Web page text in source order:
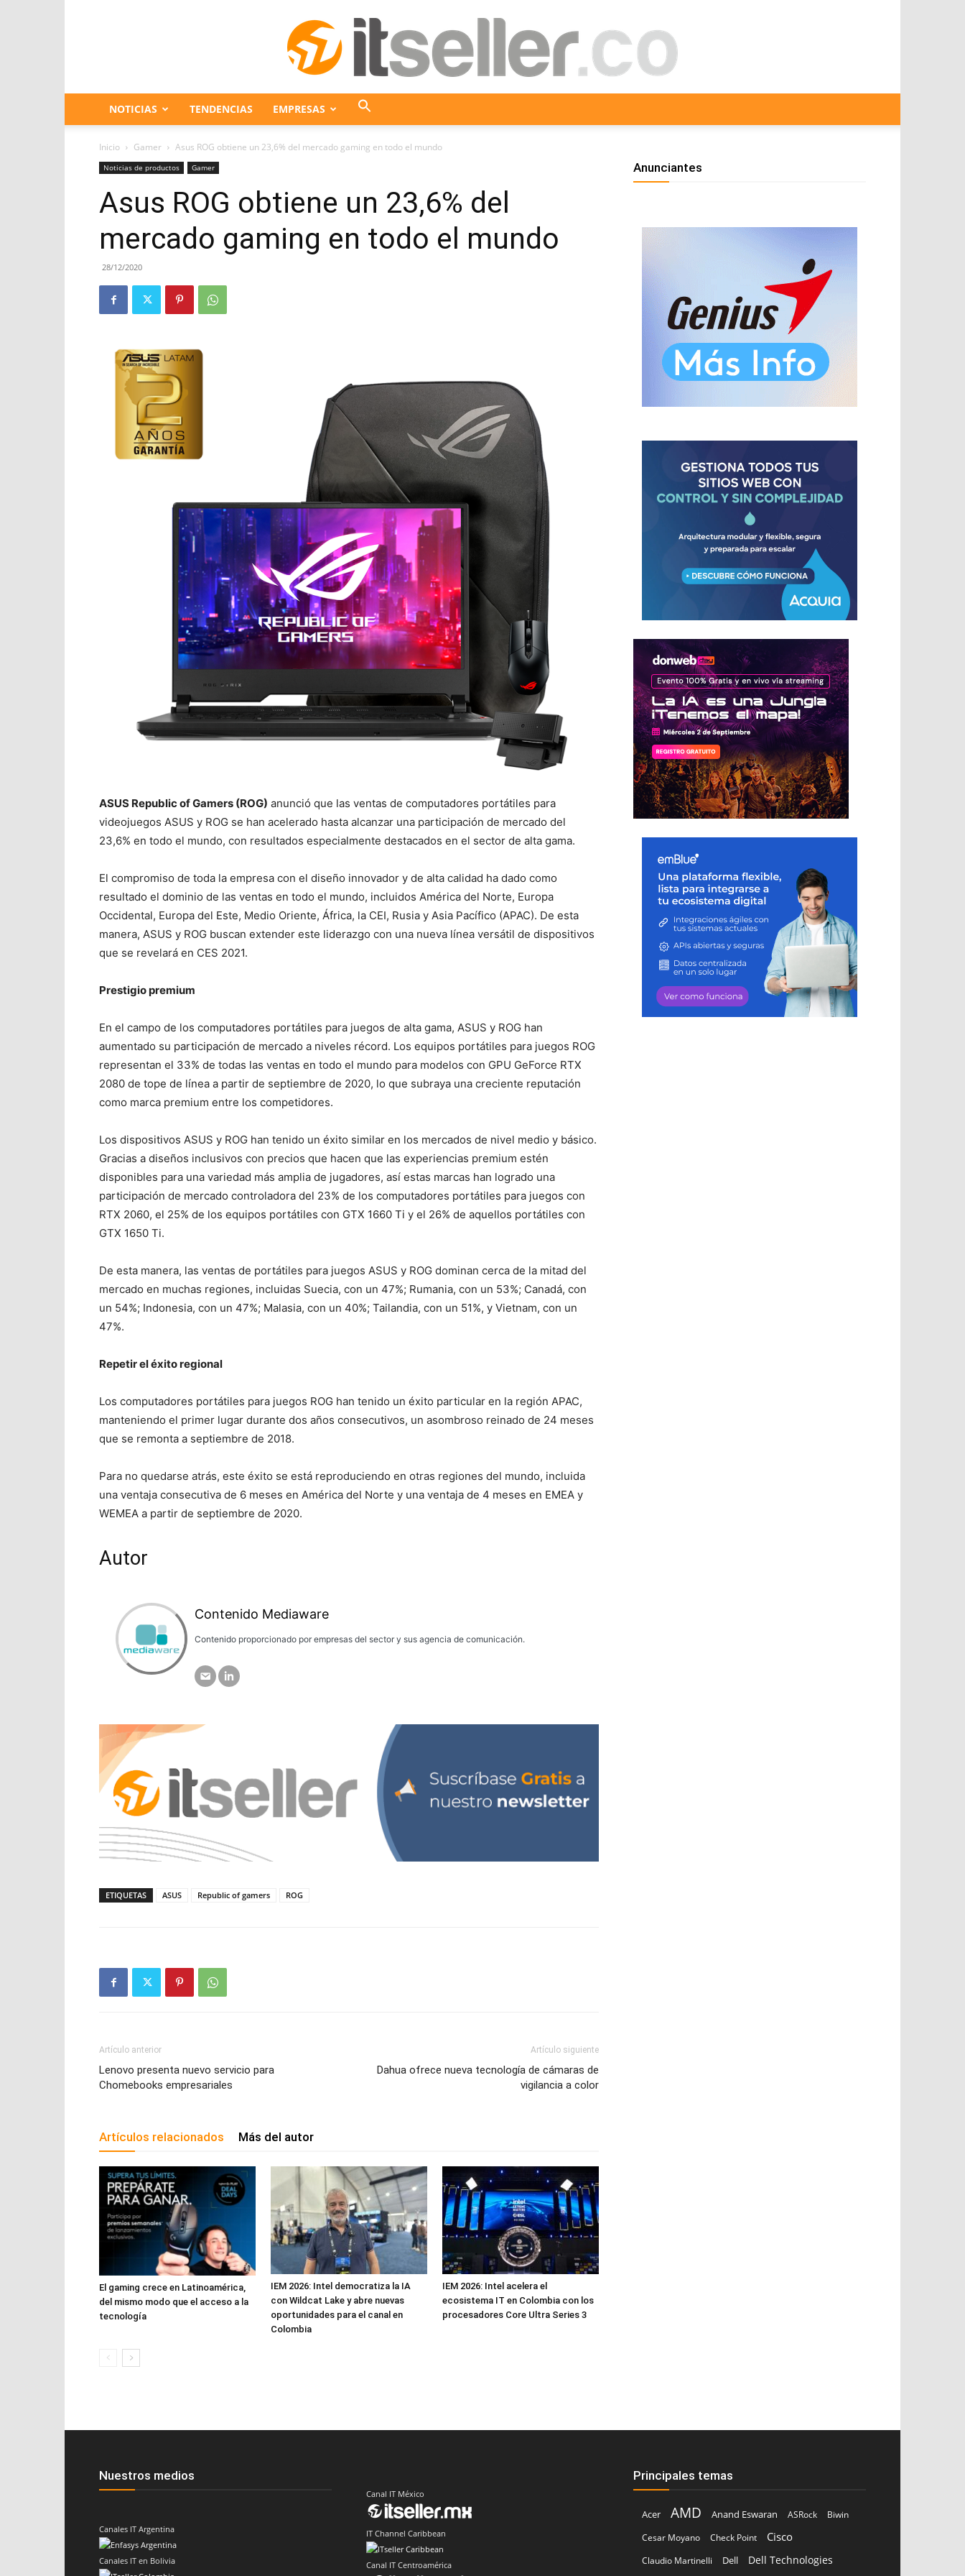
ITseller
Colombia
NOTICIAS TENDENCIAS EMPRESAS
Inicio Gamer Asus ROG obtiene un 23,6% del mercado gaming en todo el mundo
Noticias de productos Gamer
Asus ROG obtiene un 23,6% del
mercado gaming en todo el mundo
28/12/2020
ASUS Republic of Gamers (ROG) anunció que las ventas de computadores portátiles para
videojuegos ASUS y ROG se han acelerado hasta alcanzar una participación de mercado del
23,6% en todo el mundo, con resultados especialmente destacados en el sector de alta gama.
El compromiso de toda la empresa con el diseño innovador y de alta calidad ha dado como
resultado el dominio de las ventas en todo el mundo, incluidos América del Norte, Europa
Occidental, Europa del Este, Medio Oriente, África, la CEI, Rusia y Asia Pacífico (APAC). De esta
manera, ASUS y ROG buscan extender este liderazgo con una nueva línea versátil de dispositivos
que se revelará en CES 2021.
Prestigio premium
En el campo de los computadores portátiles para juegos de alta gama, ASUS y ROG han
aumentado su participación de mercado a niveles récord. Los equipos portátiles para juegos ROG
representan el 33% de todas las ventas en todo el mundo para modelos con GPU GeForce RTX
2080 de tope de línea a partir de septiembre de 2020, lo que subraya una creciente reputación
como marca premium entre los competidores.
Los dispositivos ASUS y ROG han tenido un éxito similar en los mercados de nivel medio y básico.
Gracias a diseños inclusivos con precios que hacen que las experiencias premium estén
disponibles para una variedad más amplia de jugadores, así estas marcas han logrado una
participación de mercado controladora del 23% de los computadores portátiles para juegos con
RTX 2060, el 25% de los equipos portátiles con GTX 1660 Ti y el 26% de aquellos portátiles con
GTX 1650 Ti.
De esta manera, las ventas de portátiles para juegos ASUS y ROG dominan cerca de la mitad del
mercado en muchas regiones, incluidas Suecia, con un 47%; Rumania, con un 53%; Canadá, con
un 54%; Indonesia, con un 47%; Malasia, con un 40%; Tailandia, con un 51%, y Vietnam, con un
47%.
Repetir el éxito regional
Los computadores portátiles para juegos ROG han tenido un éxito particular en la región APAC,
manteniendo el primer lugar durante dos años consecutivos, un asombroso reinado de 24 meses
que se remonta a septiembre de 2018.
Para no quedarse atrás, este éxito se está reproduciendo en otras regiones del mundo, incluida
una ventaja consecutiva de 6 meses en América del Norte y una ventaja de 4 meses en EMEA y
WEMEA a partir de septiembre de 2020.
Autor
Contenido Mediaware
Contenido proporcionado por empresas del sector y sus agencia de comunicación.
ETIQUETAS ASUS Republic of gamers ROG
Artículo anterior
Lenovo presenta nuevo servicio para
Chomebooks empresariales
Artículo siguiente
Dahua ofrece nueva tecnología de cámaras de
vigilancia a color
Artículos relacionados Más del autor
El gaming crece en Latinoamérica,
del mismo modo que el acceso a la
tecnología
IEM 2026: Intel democratiza la IA
con Wildcat Lake y abre nuevas
oportunidades para el canal en
Colombia
IEM 2026: Intel acelera el
ecosistema IT en Colombia con los
procesadores Core Ultra Series 3
Anunciantes
Nuestros medios
Canales IT Argentina
Canales IT en Bolivia
Canal IT México
IT Channel Caribbean
Canal IT Centroamérica
Principales temas
Acer AMD Anand Eswaran ASRock
Biwin
Cesar Moyano
Check Point Cisco
Claudio Martinelli Dell Dell Technologies